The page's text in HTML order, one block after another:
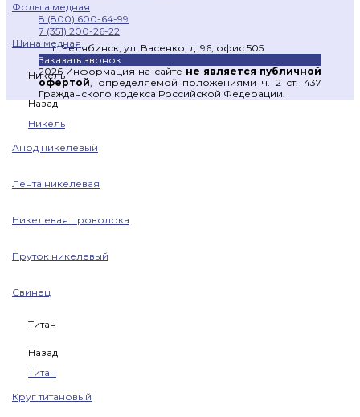
Фольга медная
Шина медная
Никель
Назад
Никель
Анод никелевый
Лента никелевая
Никелевая проволока
Пруток никелевый
Свинец
Титан
Назад
Титан
Круг титановый
8 (800) 600-64-99
7 (351) 200-26-22
г. Челябинск, ул. Васенко, д. 96, офис 505
Заказать звонок
2026 Информация на сайте не является публичной
офертой , определяемой положениями ч. 2 ст. 437
Гражданского кодекса Российской Федерации.